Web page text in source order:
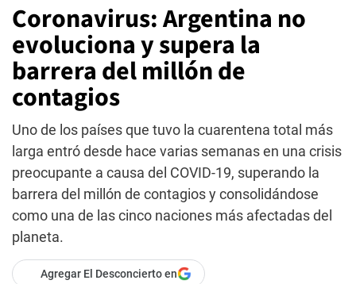
Coronavirus: Argentina no
evoluciona y supera la
barrera del millón de
contagios
Uno de los países que tuvo la cuarentena total más
larga entró desde hace varias semanas en una crisis
preocupante a causa del COVID-19, superando la
barrera del millón de contagios y consolidándose
como una de las cinco naciones más afectadas del
planeta.
Agregar El Desconcierto en